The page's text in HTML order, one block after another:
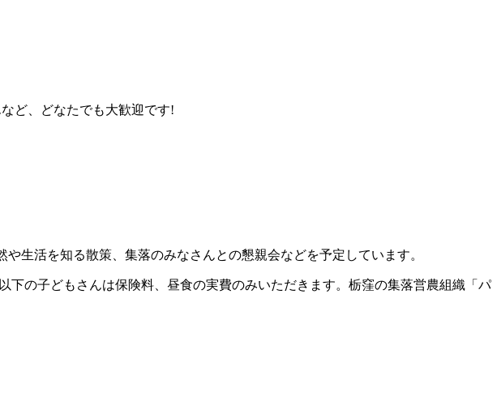
ど、どなたでも大歓迎です!
生活を知る散策、集落のみなさんとの懇親会などを予定しています。
下の子どもさんは保険料、昼食の実費のみいただきます。栃窪の集落営農組織「パ